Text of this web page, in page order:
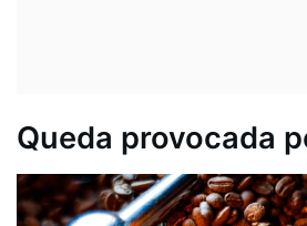
Queda provocada